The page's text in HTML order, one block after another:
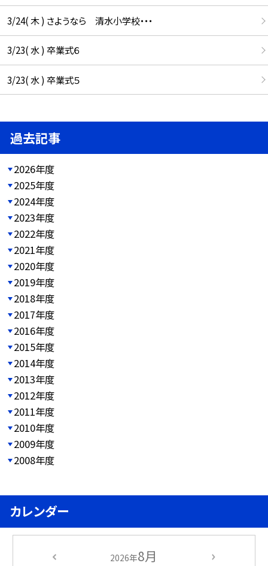
3/24( 木 ) さようなら 清水小学校・・・
3/23( 水 ) 卒業式６
3/23( 水 ) 卒業式５
過去記事
2026年度
2025年度
2024年度
2023年度
2022年度
2021年度
2020年度
2019年度
2018年度
2017年度
2016年度
2015年度
2014年度
2013年度
2012年度
2011年度
2010年度
2009年度
2008年度
カレンダー
2026年8月